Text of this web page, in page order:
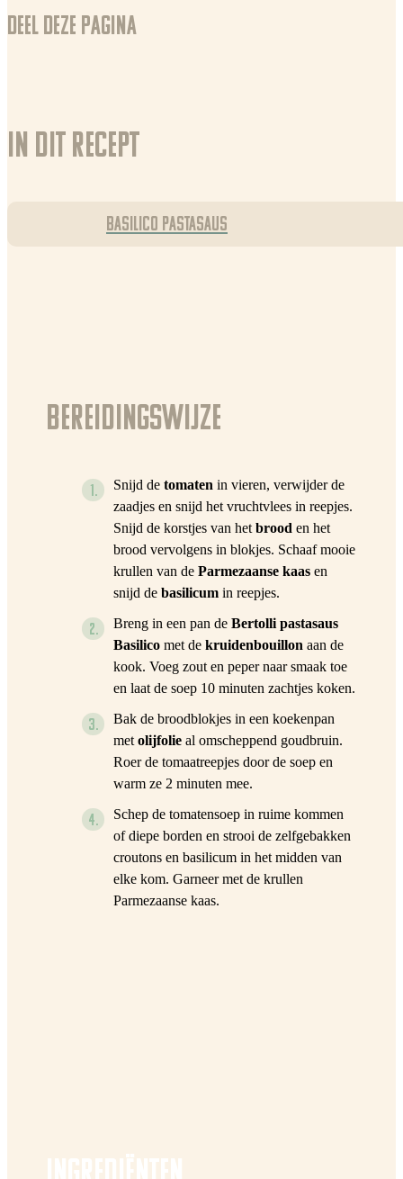
Deel deze pagina
In dit recept
Basilico pastasaus
Bereidingswijze
Snijd detomatenin vieren, verwijder de
zaadjes en snijd het vruchtvlees in reepjes.
Snijd de korstjes van hetbrood en het
brood vervolgens in blokjes. Schaaf mooie
krullen van deParmezaanse kaas en
snijd debasilicum in reepjes.
Breng in een pan deBertolli pastasaus
Basilicomet dekruidenbouillon aan de
kook. Voeg zout en peper naar smaak toe
en laat de soep 10 minuten zachtjes koken.
Bak de broodblokjes in een koekenpan
metolijfolieal omscheppend goudbruin.
Roer de tomaatreepjes door de soep en
warm ze 2 minuten mee.
Schep de tomatensoep in ruime kommen
of diepe borden en strooi de zelfgebakken
croutons en basilicum in het midden van
elke kom. Garneer met de krullen
Parmezaanse kaas.